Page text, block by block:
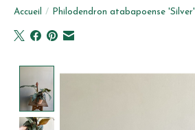
Accueil / Philodendron atabapoense
Product image slideshow